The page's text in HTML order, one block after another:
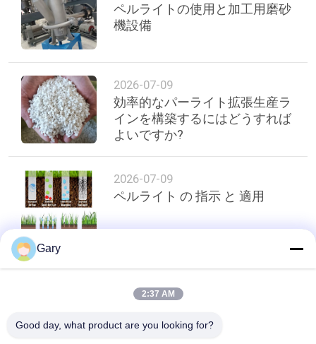
ペルライトの使用と加工用磨砂
機設備
2026-07-09
効率的なパーライト拡張生産ラ
インを構築するにはどうすれば
よいですか?
2026-07-09
ペルライト の 指示 と 適用
トップ
Gary
2:37 AM
Good day, what product are you looking for?